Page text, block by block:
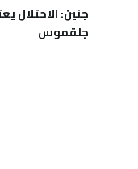
جنين: الاحتلال
جلقموس